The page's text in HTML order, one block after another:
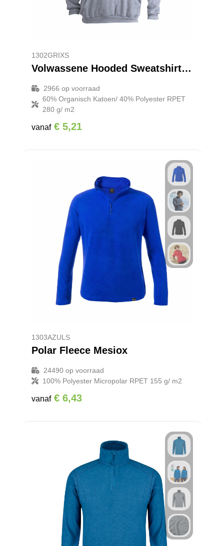
1302GRIXS
Volwassene Hooded Sweatshirt Harnix
2966 op voorraad
60% Organisch Katoen/ 40% Polyester RPET
280 g/ m2
vanaf € 5,21
1303AZULS
Polar Fleece Mesiox
24490op voorraad
100% Polyester Micropolar RPET 155 g/ m2
vanaf € 6,43